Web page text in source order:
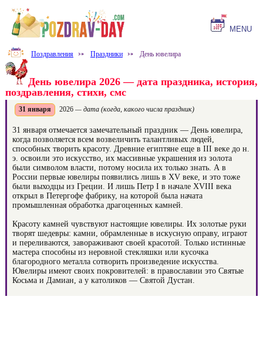
MENU
Поздравления ⤐ Праздники ⤐ День ювелира
День ювелира 2026 — дата праздника, история,
поздравления, стихи, смс
31 января 2026 — дата (когда, какого числа праздник)
31 января отмечается замечательный праздник — День ювелира,
когда позволяется всем возвеличить талантливых людей,
способных творить красоту. Древние египтяне еще в III веке до н.
э. освоили это искусство, их массивные украшения из золота
были символом власти, потому носила их только знать. А в
России первые ювелиры появились лишь в XV веке, и это тоже
были выходцы из Греции. И лишь Петр I в начале XVIII века
открыл в Петергофе фабрику, на которой была начата
промышленная обработка драгоценных камней.
Красоту камней чувствуют настоящие ювелиры. Их золотые руки
творят шедевры: камни, обрамленные в искусную оправу, играют
и переливаются, завораживают своей красотой. Только истинные
мастера способны из неровной стекляшки или кусочка
благородного металла сотворить произведение искусства.
Ювелиры имеют своих покровителей: в православии это Святые
Косьма и Дамиан, а у католиков — Святой Дустан.